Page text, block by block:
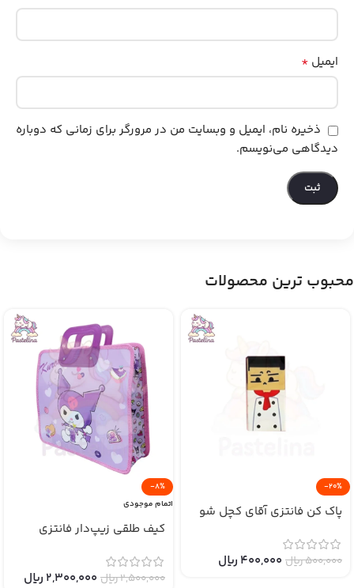
ایمیل *
ذخیره نام، ایمیل و وبسایت من در مرورگر برای زمانی که دوباره
دیدگاهی می‌نویسم.
محبوب ترین محصولات
-20%
پاک کن فانتزی آقای کچل شو
500,000﷼ 400,000 ﷼
-8%
اتمام موجودی
کیف طلقی زیپ‌دار فانتزی
2,500,000﷼ 2,300,000 ﷼